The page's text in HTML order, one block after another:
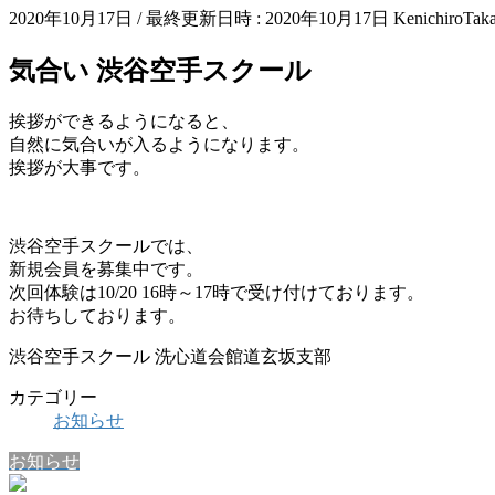
2020年10月17日 / 最終更新日時 : 2020年10月17日
気合い 渋谷空手スクール
挨拶ができるようになると、
自然に気合いが入るようになります。
挨拶が大事です。
渋谷空手スクールでは、
新規会員を募集中です。
次回体験は10/20 16時～17時で受け付けております。
お待ちしております。
渋谷空手スクール 洗心道会館道玄坂支部
カテゴリー
お知らせ
お知らせ